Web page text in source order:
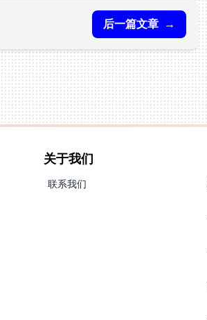
后一篇文章 →
关于我们
联系我们